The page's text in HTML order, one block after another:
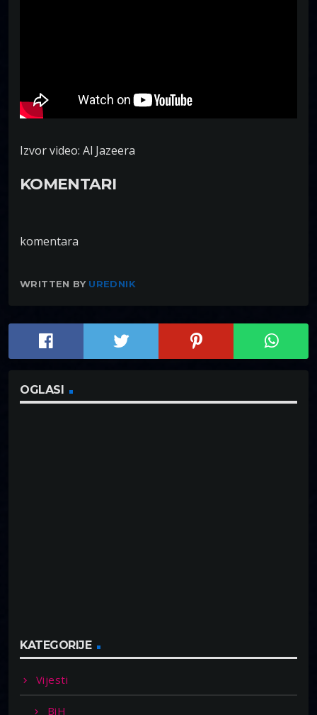
Izvor video: Al Jazeera
KOMENTARI
komentara
WRITTEN BY UREDNIK
OGLASI
KATEGORIJE
Vijesti
BiH